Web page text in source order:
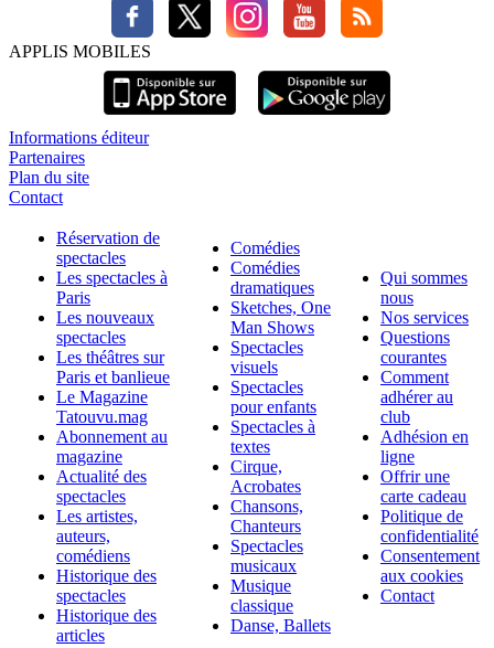
APPLIS MOBILES
Informations éditeur
Partenaires
Plan du site
Contact
Réservation de
spectacles
Les spectacles à
Paris
Les nouveaux
spectacles
Les théâtres sur
Paris et banlieue
Le Magazine
Tatouvu.mag
Abonnement au
magazine
Actualité des
spectacles
Les artistes,
auteurs,
comédiens
Historique des
spectacles
Historique des
articles
Comédies
Comédies
dramatiques
Sketches, One
Man Shows
Spectacles
visuels
Spectacles
pour enfants
Spectacles à
textes
Cirque,
Acrobates
Chansons,
Chanteurs
Spectacles
musicaux
Musique
classique
Danse, Ballets
Qui sommes
nous
Nos services
Questions
courantes
Comment
adhérer au
club
Adhésion en
ligne
Offrir une
carte cadeau
Politique de
confidentialité
Consentement
aux cookies
Contact